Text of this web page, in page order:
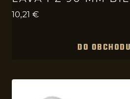
10,21 €
DO